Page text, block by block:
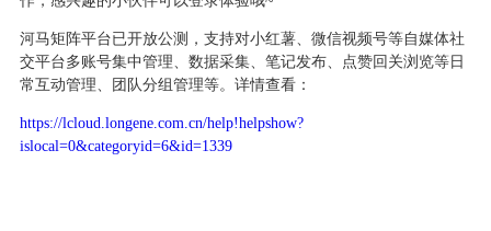
河马矩阵平台已开放公测，支持对小红薯、微信视频号等自媒体社
交平台多账号集中管理、数据采集、笔记发布、点赞回关浏览等日
常互动管理、团队分组管理等。详情查看：
https://lcloud.longene.com.cn/help!helpshow?
islocal=0&categoryid=6&id=1339